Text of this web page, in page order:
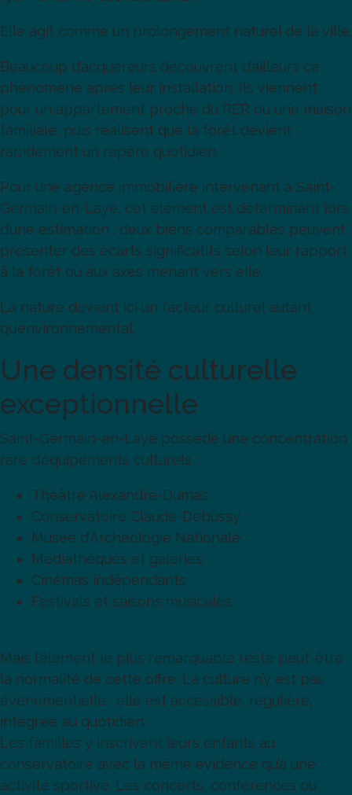
Elle agit comme un prolongement naturel de la ville.
Beaucoup d’acquéreurs découvrent d’ailleurs ce
phénomène après leur installation. Ils viennent
pour un appartement proche du RER ou une maison
familiale, puis réalisent que la forêt devient
rapidement un repère quotidien.
Pour une agence immobilière intervenant à Saint-
Germain-en-Laye, cet élément est déterminant lors
d’une estimation : deux biens comparables peuvent
présenter des écarts significatifs selon leur rapport
à la forêt ou aux axes menant vers elle.
La nature devient ici un facteur culturel autant
qu’environnemental.
Une densité culturelle
exceptionnelle
Saint-Germain-en-Laye possède une concentration
rare d’équipements culturels :
Théâtre Alexandre-Dumas
Conservatoire Claude-Debussy
Musée d’Archéologie Nationale
Médiathèques et galeries
Cinémas indépendants
Festivals et saisons musicales
Mais l’élément le plus remarquable reste peut-être
la normalité de cette offre. La culture n’y est pas
événementielle : elle est accessible, régulière,
intégrée au quotidien.
Les familles y inscrivent leurs enfants au
conservatoire avec la même évidence qu’à une
activité sportive. Les concerts, conférences ou